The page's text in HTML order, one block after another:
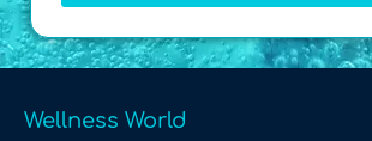
Wellness World